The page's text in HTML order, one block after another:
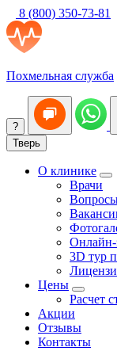
8 (800) 350-73-81
Похмельная служба
?
Тверь
О клинике
Врачи
Онлайн-
3D тур
Цены
Расчет
Акции
Отзывы
Контакты